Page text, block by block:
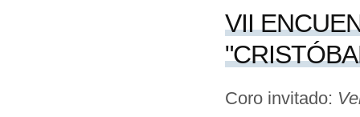
VII
Coro invitado: